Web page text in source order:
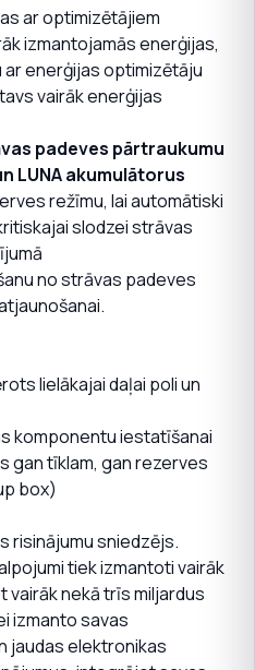
ar optimizētājiem
izmantojamās enerģijas,
enerģijas optimizētāju
vairāk enerģijas
padeves pārtraukumu
LUNA akumulātorus
režīmu, lai automātiski
slodzei strāvas
no strāvas padeves
lielākajai daļai poli un
komponentu iestatīšanai
gan tīklam, gan rezerves
box)
risinājumu sniedzējs.
tiek izmantoti vairāk
vairāk nekā trīs miljardus
izmanto savas
jaudas elektronikas